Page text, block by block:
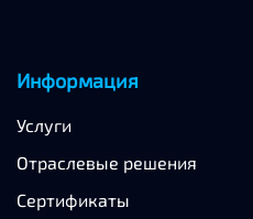
Информация
Услуги
Отраслевые решения
Сертификаты